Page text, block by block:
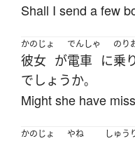
Shall I send a few
かのじょ
彼女 が
でんしゃ
電車 に
のり
乗
でしょうか。
Might she have
かのじょ
やね しゅう